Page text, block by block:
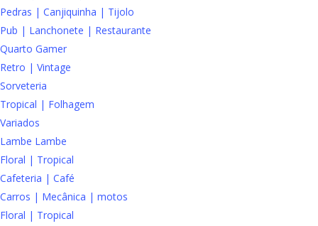
Pedras | Canjiquinha | Tijolo
Pub | Lanchonete | Restaurante
Quarto Gamer
Retro | Vintage
Sorveteria
Tropical | Folhagem
Variados
Lambe Lambe
Floral | Tropical
Cafeteria | Café
Carros | Mecânica | motos
Floral | Tropical